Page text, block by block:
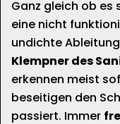
Ganz gleich ob es
eine nicht
undichte
Klempner des
erkennen meist
beseitigen den
passiert. Immer